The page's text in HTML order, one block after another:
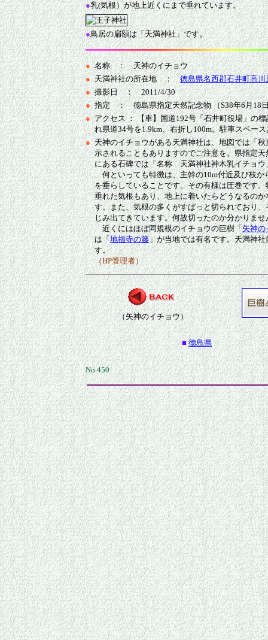
●乳(気根）が地上近くにまで垂れています。
●鳥居の扁額は「天満神社」です。
● 名称 ： 天神のイチョウ
● 天満神社の所在地 ：徳島県名西郡石井町高川
● 撮影日 ： 2011/4/30
● 指定 ： 徳島県指定天然記念物 （S38年6月18
● アクセス ： 【車】国道192号「石井町役場」の
れ県道34号を1.9km、右折し100m。駐車スペース
● 天神のイチョウがある天満神社は、地図では「
示されることもありますのでご注意を。県指定
にある石碑では「名称 天満神社神木乳イチョウ
何といっても特徴は、主幹の10m付近及び枝か
を垂らしていることです。その有様は圧巻です
垂れた気根もあり、地上に着いたらどうなるの
す。また、気根の多くがすぱっと切られており
じみ出てきています。何故切ったのか分かりませ
近くにはほぼ同規模のイチョウの巨樹「矢神の
は「地福寺の藤」が当地では有名です。天満神社
す。
（HP管理者）
（矢神のイチョウ）
■ 徳島県
No.450